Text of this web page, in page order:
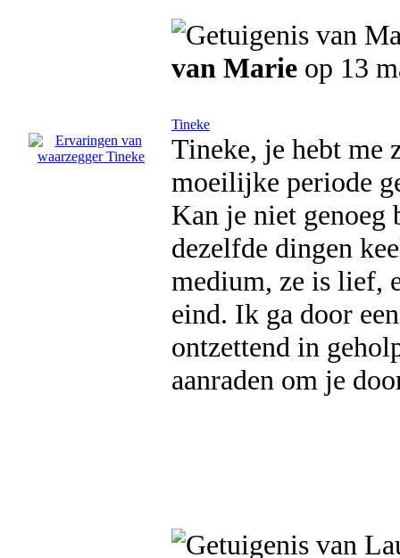
van Marie op 13
Tineke
Tineke, je hebt me
moeilijke periode
Kan je niet genoeg
dezelfde dingen
medium, ze is lief,
eind. Ik ga door
ontzettend in
aanraden om je